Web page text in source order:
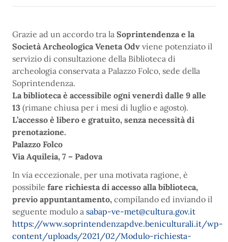
Grazie ad un accordo tra la Soprintendenza e la
Società Archeologica Veneta Odv viene potenziato il
servizio di consultazione della Biblioteca di
archeologia conservata a Palazzo Folco, sede della
Soprintendenza.
La biblioteca è accessibile ogni venerdì dalle 9 alle
13 (rimane chiusa per i mesi di luglio e agosto).
L’accesso è libero e gratuito, senza necessità di
prenotazione.
Palazzo Folco
Via Aquileia, 7 – Padova
In via eccezionale, per una motivata ragione, è
possibile fare richiesta di accesso alla biblioteca,
previo appuntantamento, compilando ed inviando il
seguente modulo a sabap-ve-met@cultura.gov.it
https://www.soprintendenzapdve.beniculturali.it/wp-
content/uploads/2021/02/Modulo-richiesta-